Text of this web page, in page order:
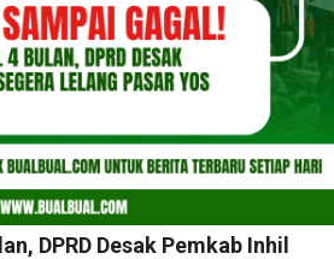
DPRD Desak Pemkab Inhil